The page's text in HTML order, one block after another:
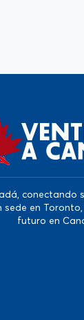
conectando
sede en
futuro en